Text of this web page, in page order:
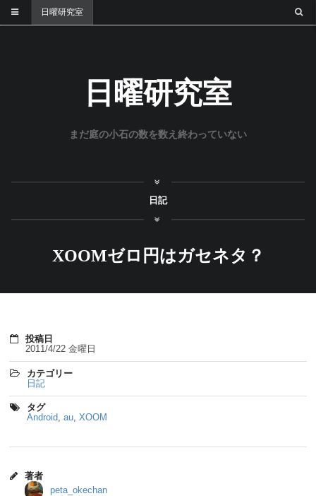
日曜研究室
日曜研究室
まだ庭の小石の数を数え終わっていない
日記
XOOMゼロ円はガセネタ？
投稿日
2011/4/22 金曜日
カテゴリー
日記
タグ
Android, au, XOOM
著者
peta_okechan